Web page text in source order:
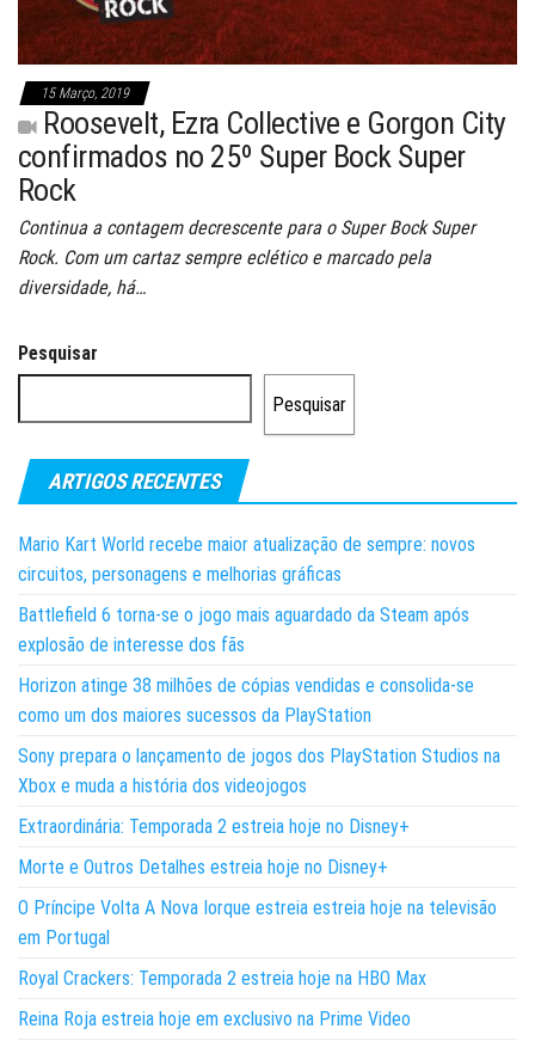
15 Março, 2019
Roosevelt, Ezra Collective e Gorgon City
confirmados no 25º Super Bock Super
Rock
Continua a contagem decrescente para o Super Bock Super
Rock. Com um cartaz sempre eclético e marcado pela
diversidade, há…
Pesquisar
Pesquisar
ARTIGOS RECENTES
Mario Kart World recebe maior atualização de sempre: novos
circuitos, personagens e melhorias gráficas
Battlefield 6 torna-se o jogo mais aguardado da Steam após
explosão de interesse dos fãs
Horizon atinge 38 milhões de cópias vendidas e consolida-se
como um dos maiores sucessos da PlayStation
Sony prepara o lançamento de jogos dos PlayStation Studios na
Xbox e muda a história dos videojogos
Extraordinária: Temporada 2 estreia hoje no Disney+
Morte e Outros Detalhes estreia hoje no Disney+
O Príncipe Volta A Nova Iorque estreia estreia hoje na televisão
em Portugal
Royal Crackers: Temporada 2 estreia hoje na HBO Max
Reina Roja estreia hoje em exclusivo na Prime Video